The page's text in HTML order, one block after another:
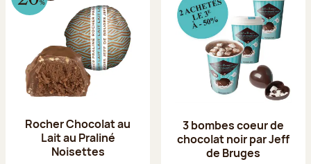
Rocher Chocolat au
Lait au Praliné
Noisettes
3 bombes coeur de
chocolat noir par Jeff
de Bruges